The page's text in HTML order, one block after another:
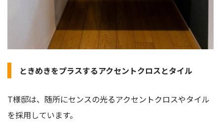
ときめきをプラスするアクセントクロスとタイル
T様邸は、随所にセンスの光るアクセントクロスやタイル
を採用しています。